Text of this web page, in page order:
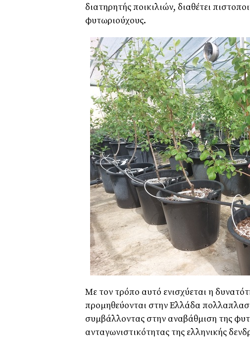
διατηρητής ποικιλιών, διαθέτει
φυτωριούχους.
Με τον τρόπο αυτό ενισχύεται η
προμηθεύονται στην Ελλάδα
συμβάλλοντας στην αναβάθμιση της
ανταγωνιστικότητας της ελληνικής